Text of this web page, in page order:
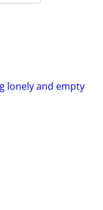
lonely and empty